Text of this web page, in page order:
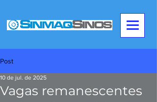
Post
Vagas remanescentes
10 de jul. de 2025